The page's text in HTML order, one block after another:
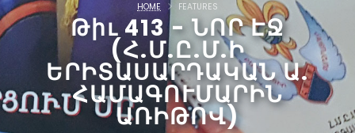
Թիւ 413 - ՆՈՐ ԷՋ
(Հ.Մ.Ը.Մ.Ի
ԵՐԻՏԱՍԱՐԴԱԿԱՆ Ա.
ՀԱՄԱԳՈՒՄԱՐԻՆ
ԱՌԻԹՈՎ)
HOME FEATURES